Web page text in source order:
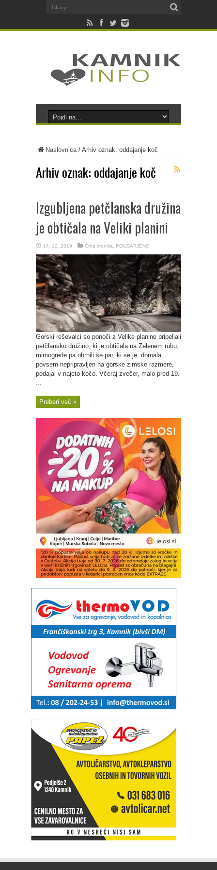
Naslovnica/ Arhiv oznak: oddajanje koč
Arhiv oznak: oddajanje koč
Izgubljena petčlanska družina
je obtičala na Veliki planini
14. 12. 2019 Črna kronika POUDARJENO
Gorski reševalci so ponoči z Velike planine pripeljali
petčlansko družino, ki je obtičala na Zelenem robu,
mimogrede pa obrnili še par, ki se je, domala
povsem nepripravljen na gorske zimske razmere,
podajal v najeto kočo. Včeraj zvečer, malo pred 19.
...
Preberi več »